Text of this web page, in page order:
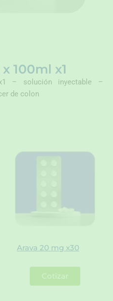
100ml x1
– solución inyectable –
de colon
Arava 20 mg x30
Cotizar